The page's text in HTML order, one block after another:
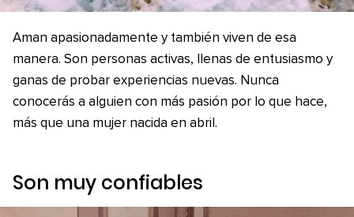
Aman apasionadamente y también viven de esa
manera. Son personas activas, llenas de entusiasmo y
ganas de probar experiencias nuevas. Nunca
conocerás a alguien con más pasión por lo que hace,
más que una mujer nacida en abril.
Son muy confiables